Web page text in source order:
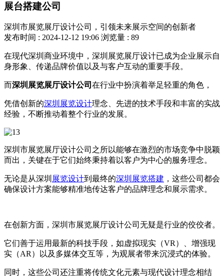
展台搭建公司
深圳市展览展厅设计公司，引领未来展示空间的创新者
发布时间 : 2024-12-12 19:06 浏览量 : 89
在现代深圳商业环境中，深圳展览展厅设计已成为企业展示自
身形象、传递品牌价值以及与客户互动的重要手段。
而深圳展览展厅设计公司 在行业中扮演着举足轻重的角色，
凭借创新的深圳展览设计理念、先进的技术手段和丰富的实战
经验，不断推动着整个行业的发展。
深圳市展览展厅设计公司之所以能够在激烈的市场竞争中脱颖
而出，关键在于它们始终秉持着以客户为中心的服务理念。
无论是从深圳 展览设计到最终的深圳展览搭建 ，这些公司都会
确保设计方案能够精准地传达客户的品牌理念和展示需求。
在创新方面，深圳市展览展厅设计公司无疑是行业的佼佼者。
它们善于运用最新的科技手段，如虚拟现实（VR）、增强现
实（AR）以及多媒体交互等，为观展者带来沉浸式的体验。
同时，这些公司还注重将传统文化元素与现代设计理念相结